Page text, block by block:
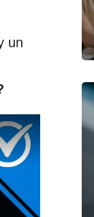
un